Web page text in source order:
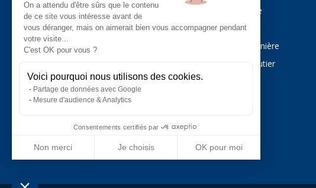
Administration - Services Public
Agriculture - Animaux - Jardin
Alimentaire
Art - Artisanat - Antiquités
Auto - Moto - Camping-Car - Cycles
Bateau - Plaisance
Bâtiment - Construction - Immobilier
Commerce
Esthétique - Beauté
Santé - Bien-être
Vacances - Hébergement
Barbâtre
L’Épine
La Guérinière
Noirmoutier
On a attendu d'être sûrs que le contenu
de ce site vous intéresse avant de
vous déranger, mais on aimerait bien vous accompagner pendant
votre visite...
C'est OK pour vous ?
Voici pourquoi nous utilisons des cookies.
Partage de données avec Google
Mesure d'audience & Analytics
Consentements certifiés par
Non merci Je choisis
OK pour moi